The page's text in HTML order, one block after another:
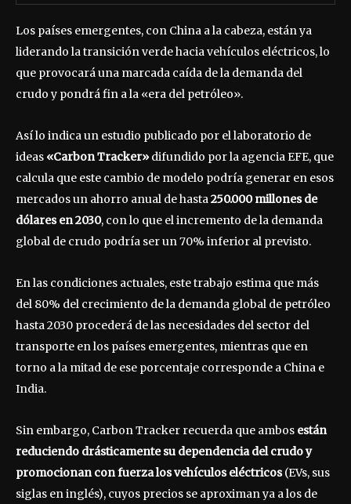
Los países emergentes, con China a la cabeza, están ya
liderando la transición verde hacia vehículos eléctricos, lo
que provocará una marcada caída de la demanda del
crudo y pondrá fin a la «era del petróleo».
Así lo indica un estudio publicado por el laboratorio de
ideas «Carbon Tracker» difundido por la agencia EFE, que
calcula que este cambio de modelo podría generar en esos
mercados un ahorro anual de hasta250.000 millones de
dólares en 2030, con lo que el incremento de la demanda
global de crudo podría ser un 70% inferior al previsto.
En las condiciones actuales, este trabajo estima que más
del 80% del crecimiento de la demanda global de petróleo
hasta 2030 procederá de las necesidades del sector del
transporte en los países emergentes, mientras que en
torno a la mitad de ese porcentaje corresponde a China e
India.
Sin embargo, Carbon Tracker recuerda que ambos están
reduciendo drásticamente su dependencia del crudo y
promocionan con fuerza los vehículos eléctricos(EVs, sus
siglas en inglés), cuyos precios se aproximan ya a los de